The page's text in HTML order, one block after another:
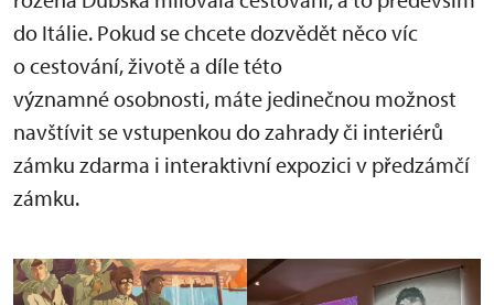
do Itálie. Pokud se chcete dozvědět něco víc
o cestování, životě a díle této
významné osobnosti, máte jedinečnou možnost
navštívit se vstupenkou do zahrady či interiérů
zámku zdarma i interaktivní expozici v předzámčí
zámku.